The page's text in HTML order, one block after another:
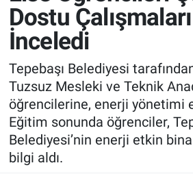
Dostu
İnceledi
Tepebaşı Belediyesi
Tuzsuz Mesleki ve Teknik
öğrencilerine, enerji yönetimi
Eğitim sonunda öğrenciler,
Belediyesi’nin enerji etkin
bilgi aldı.
GÜNDEM
SİYASET
TEKNOLOJİ
EKONOMİ
SPOR
Süper Lig Puan Durumu ve
Tüm Manşetler
Son Dakika Haberleri
Haber Arşivi